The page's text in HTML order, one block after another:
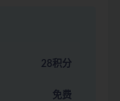
28积分
免费